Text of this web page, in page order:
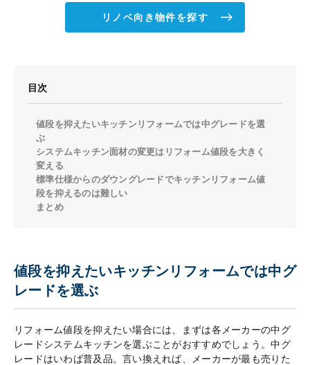
リノベ向き物件を探す
目次
値段を抑えたいキッチンリフォームでは中グレードを選
ぶ
システムキッチン面材の変更はリフォーム値段を大きく
変える
標準仕様からのダウングレードでキッチンリフォーム値
段を抑えるのは難しい
まとめ
値段を抑えたいキッチンリフォームでは中グ
レードを選ぶ
リフォーム値段を抑えたい場合には、まずは各メーカーの中グ
レードシステムキッチンを選ぶことがおすすめでしょう。中グ
レードはいわば普及品。言い換えれば、メーカーが最も売りた